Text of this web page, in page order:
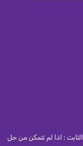
: اذا لم تتمكن من حل